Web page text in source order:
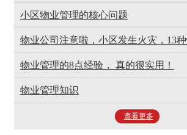
小区物业管理的核心问题
物业管理的8点经验， 真的很实用！
物业管理知识
查看更多